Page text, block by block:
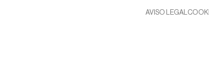
AVISO LEGAL